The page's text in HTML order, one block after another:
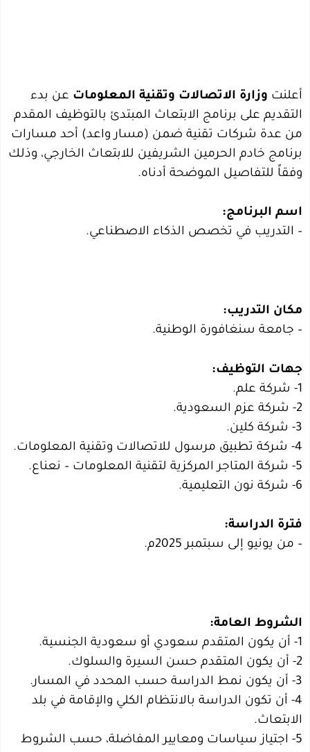
أعلنت وزارة الاتصالات وتقنية المعلومات عن بدء
التقديم على برنامج الابتعاث المبتدئ بالتوظيف المقدم
من عدة شركات تقنية ضمن (مسار واعد) أحد مسارات
برنامج خادم الحرمين الشريفين للابتعاث الخارجي، وذلك
وفقاً للتفاصيل الموضحة أدناه.
اسم البرنامج:
– التدريب في تخصص الذكاء الاصطناعي.
مكان التدريب:
– جامعة سنغافورة الوطنية.
جهات التوظيف:
1- شركة علم.
2- شركة عزم السعودية.
3- شركة كلين.
4- شركة تطبيق مرسول للاتصالات وتقنية المعلومات.
5- شركة المتاجر المركزية لتقنية المعلومات – نعناع.
6- شركة نون التعليمية.
فترة الدراسة:
– من يونيو إلى سبتمبر 2025م.
الشروط العامة:
1- أن يكون المتقدم سعودي أو سعودية الجنسية.
2- أن يكون المتقدم حسن السيرة والسلوك.
3- أن يكون نمط الدراسة حسب المحدد في المسار.
4- أن تكون الدراسة بالانتظام الكلي والإقامة في بلد
الابتعاث.
5- اجتياز سياسات ومعايير المفاضلة، حسب الشروط